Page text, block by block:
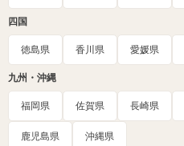
四国
徳島県 香川県 愛媛県
九州・沖縄
福岡県 佐賀県 長崎県
鹿児島県 沖縄県